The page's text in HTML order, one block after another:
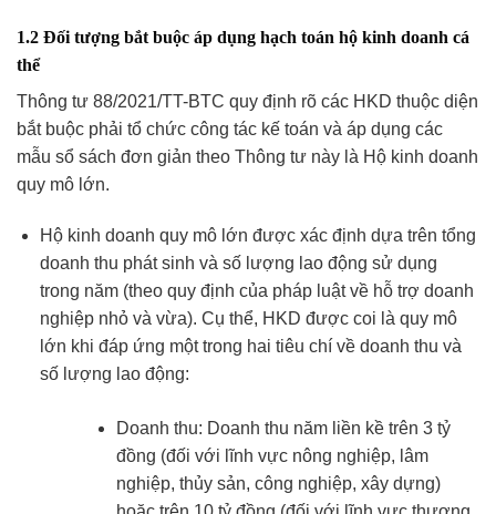
1.2 Đối tượng bắt buộc áp dụng hạch toán hộ kinh doanh cá
thể
Thông tư 88/2021/TT-BTC quy định rõ các HKD thuộc diện
bắt buộc phải tổ chức công tác kế toán và áp dụng các
mẫu sổ sách đơn giản theo Thông tư này là Hộ kinh doanh
quy mô lớn.
Hộ kinh doanh quy mô lớn được xác định dựa trên tổng
doanh thu phát sinh và số lượng lao động sử dụng
trong năm (theo quy định của pháp luật về hỗ trợ doanh
nghiệp nhỏ và vừa). Cụ thể, HKD được coi là quy mô
lớn khi đáp ứng một trong hai tiêu chí về doanh thu và
số lượng lao động:
Doanh thu: Doanh thu năm liền kề trên 3 tỷ
đồng (đối với lĩnh vực nông nghiệp, lâm
nghiệp, thủy sản, công nghiệp, xây dựng)